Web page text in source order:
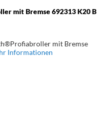
mit Bremse 692313 K20 B
mit Bremse
Informationen